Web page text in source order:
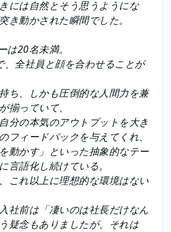
には自然とそう思うようにな
き動かされた瞬間でした。
20名未満。
、全社員と顔を合わせることが
ち、しかも圧倒的な人間力を兼
揃っていて、
分の本気のアウトプットを大き
フィードバックを与えてくれ、
動かす」といった抽象的なテー
言語化し続けている。
これ以上に理想的な環境はない
社前は「凄いのは社長だけなん
疑念もありましたが、それは